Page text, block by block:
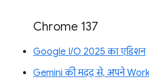
Chrome 137
Google I/O 2025 का एडिशन
Gemini की मदद से, अपने